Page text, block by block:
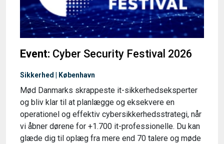
Event: Cyber Security Festival 2026
Sikkerhed | København
Mød Danmarks skrappeste it-sikkerhedseksperter
og bliv klar til at planlægge og eksekvere en
operationel og effektiv cybersikkerhedsstrategi, når
vi åbner dørene for +1.700 it-professionelle. Du kan
glæde dig til oplæg fra mere end 70 talere og møde